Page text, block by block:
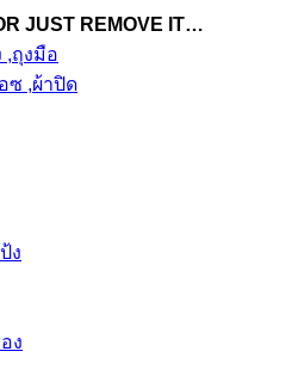
JUST REMOVE IT…
ง
ง